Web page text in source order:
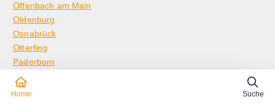
Offenbach am Main
Oldenburg
Osnabrück
Otterfing
Paderborn
Peine
Pforzheim
Home Suche